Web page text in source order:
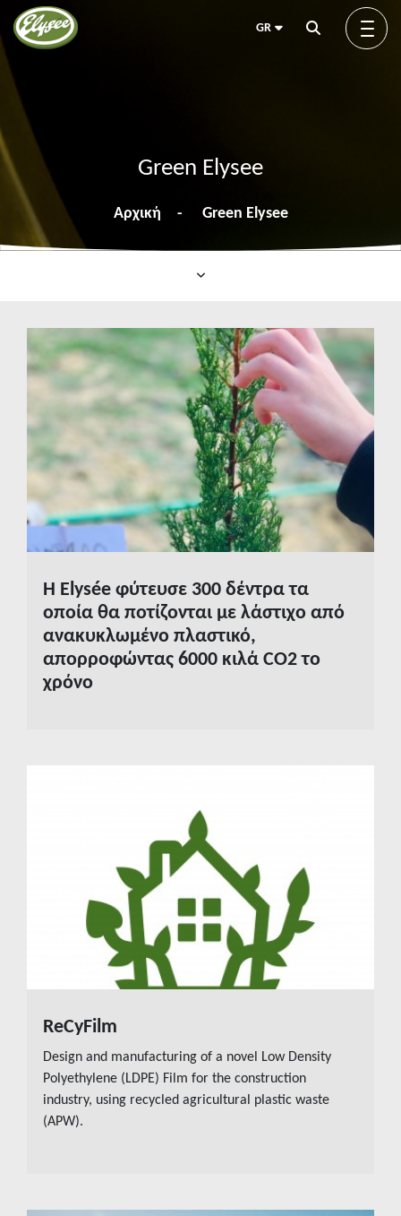
GR
Προφίλ
Green Elysée
Προϊόντα
Πληροφορίες
Επικοινωνία
Green Elysee
Αρχική Green Elysee
Άρθρα
Εκθέσεις
Βίντεο & Φωτογραφίες
eBooks
Διάβασε περισσότερα
Η Elysée φύτευσε 300 δέντρα τα
οποία θα ποτίζονται με λάστιχο από
ανακυκλωμένο πλαστικό,
απορροφώντας 6000 κιλά CO2 το
χρόνο
ReCyFilm
Design and manufacturing of a novel Low Density
Polyethylene (LDPE) Film for the construction
industry, using recycled agricultural plastic waste
(APW).